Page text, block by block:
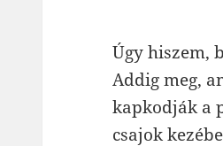
Úgy hiszem,
Addig meg,
kapkodják a
csajok